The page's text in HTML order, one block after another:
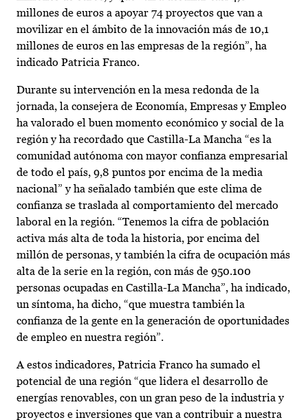
millones de euros a apoyar 74 proyectos que van a
movilizar en el ámbito de la innovación más de 10,1
millones de euros en las empresas de la región”, ha
indicado Patricia Franco.
Durante su intervención en la mesa redonda de la
jornada, la consejera de Economía, Empresas y Empleo
ha valorado el buen momento económico y social de la
región y ha recordado que Castilla-La Mancha “es la
comunidad autónoma con mayor confianza empresarial
de todo el país, 9,8 puntos por encima de la media
nacional” y ha señalado también que este clima de
confianza se traslada al comportamiento del mercado
laboral en la región. “Tenemos la cifra de población
activa más alta de toda la historia, por encima del
millón de personas, y también la cifra de ocupación más
alta de la serie en la región, con más de 950.100
personas ocupadas en Castilla-La Mancha”, ha indicado,
un síntoma, ha dicho, “que muestra también la
confianza de la gente en la generación de oportunidades
de empleo en nuestra región”.
A estos indicadores, Patricia Franco ha sumado el
potencial de una región “que lidera el desarrollo de
energías renovables, con un gran peso de la industria y
proyectos e inversiones que van a contribuir a nuestra